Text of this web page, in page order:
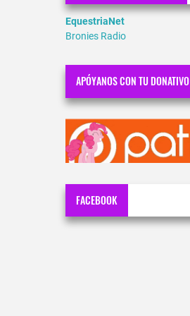
EquestriaNet
Bronies Radio
APÓYANOS CON TU DONATIVO
FACEBOOK